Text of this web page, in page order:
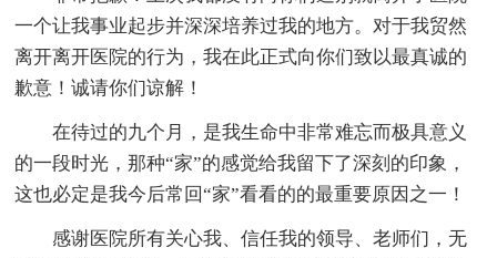
一个让我事业起步并深深培养过我的地方。对于我贸然
离开离开医院的行为，我在此正式向你们致以最真诚的
歉意！诚请你们谅解！
在待过的九个月，是我生命中非常难忘而极具意义
的一段时光，那种“家”的感觉给我留下了深刻的印象，
这也必定是我今后常回“家”看看的的最重要原因之一！
感谢医院所有关心我、信任我的领导、老师们，无